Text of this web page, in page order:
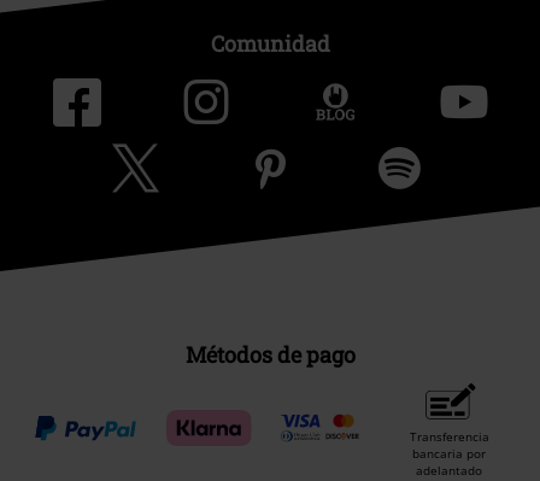
Comunidad
Métodos de pago
Transferencia
bancaria por
adelantado